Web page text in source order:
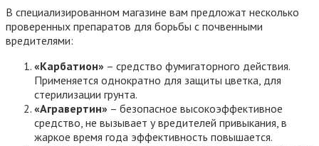
В специализированном магазине вам предложат несколько
проверенных препаратов для борьбы с почвенными
вредителями:
«Карбатион» – средство фумигаторного действия.
Применяется однократно для защиты цветка, для
стерилизации грунта.
«Агравертин» – безопасное высокоэффективное
средство, не вызывает у вредителей привыкания, в
жаркое время года эффективность повышается.